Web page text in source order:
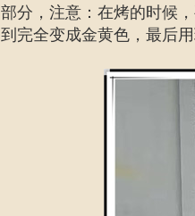
部分，注意：在烤的时候
到完全变成金黄色，最后